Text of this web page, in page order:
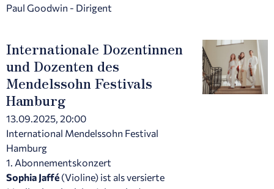
Paul Goodwin - Dirigent
Internationale Dozentinnen
und Dozenten des
Mendelssohn Festivals
Hamburg
13.09.2025, 20:00
International Mendelssohn Festival
Hamburg
1. Abonnementskonzert
Sophia Jaffé (Violine) ist als versierte